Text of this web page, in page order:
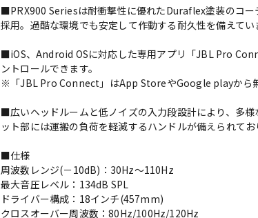
■PRX900 Seriesは耐衝撃性に優れたDuraflex塗装のコー
採用。過酷な環境でも安定して作動する耐久性を備えてい
■iOS、Android OSに対応した専用アプリ「JBL Pro
ントロールできます。
※「JBL Pro Connect」はApp StoreやGoogle playから無
■広いヘッドルームと低ノイズの入力段設計により、多
ット部には運搬の負荷を軽減するハンドルが備えられて
■仕様
周波数レンジ(－10dB)：30Hz～110Hz
最大音圧レベル：134dB SPL
ドライバー構成：18インチ(457mm)
クロスオーバー周波数：80Hz/100Hz/120Hz